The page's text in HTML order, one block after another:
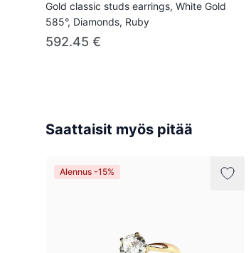
Gold classic studs earrings, White Gold
585°, Diamonds, Ruby
592.45 €
Saattaisit myös pitää
Alennus -15%